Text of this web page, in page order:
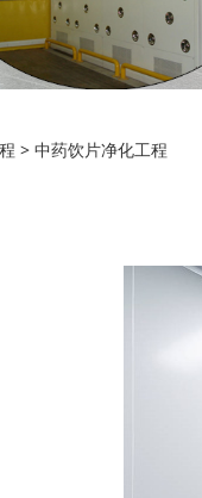
化工程
> 中药饮片净化工程